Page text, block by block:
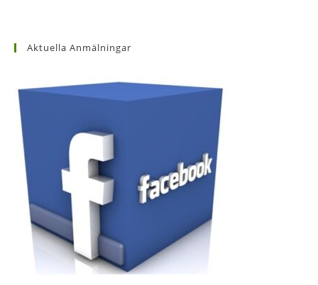
Aktuella Anmälningar